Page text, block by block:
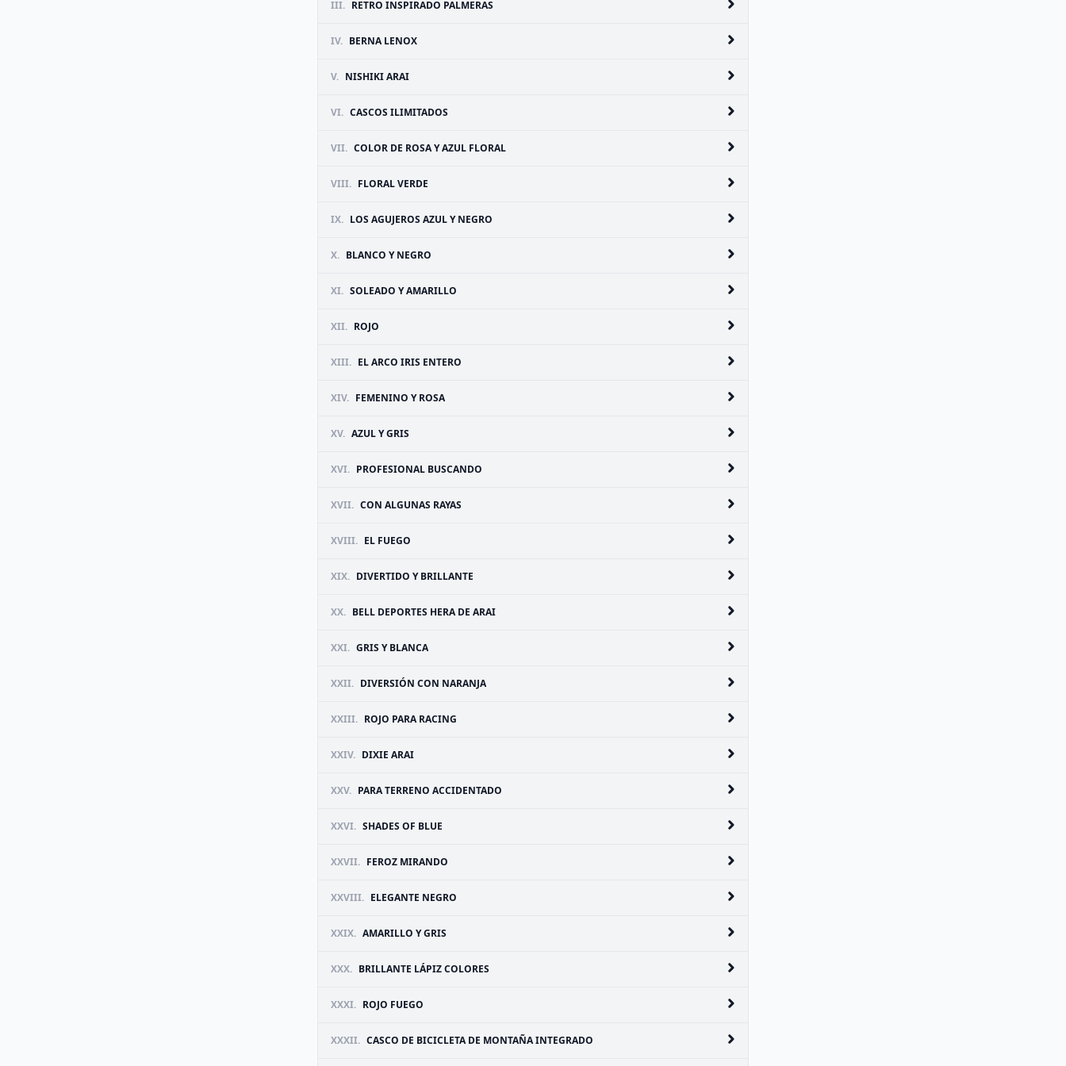
III. RETRO INSPIRADO PALMERAS
IV. BERNA LENOX
V. NISHIKI ARAI
VI. CASCOS ILIMITADOS
VII. COLOR DE ROSA Y AZUL FLORAL
VIII. FLORAL VERDE
IX. LOS AGUJEROS AZUL Y NEGRO
X. BLANCO Y NEGRO
XI. SOLEADO Y AMARILLO
XII. ROJO
XIII. EL ARCO IRIS ENTERO
XIV. FEMENINO Y ROSA
XV. AZUL Y GRIS
XVI. PROFESIONAL BUSCANDO
XVII. CON ALGUNAS RAYAS
XVIII. EL FUEGO
XIX. DIVERTIDO Y BRILLANTE
XX. BELL DEPORTES HERA DE ARAI
XXI. GRIS Y BLANCA
XXII. DIVERSIÓN CON NARANJA
XXIII. ROJO PARA RACING
XXIV. DIXIE ARAI
XXV. PARA TERRENO ACCIDENTADO
XXVI. SHADES OF BLUE
XXVII. FEROZ MIRANDO
XXVIII. ELEGANTE NEGRO
XXIX. AMARILLO Y GRIS
XXX. BRILLANTE LÁPIZ COLORES
XXXI. ROJO FUEGO
XXXII. CASCO DE BICICLETA DE MONTAÑA INTEGRADO